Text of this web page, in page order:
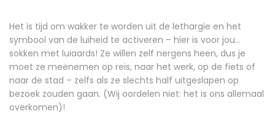
Het is tijd om wakker te worden uit de lethargie en het
symbool van de luiheid te activeren – hier is voor jou…
sokken met luiaards! Ze willen zelf nergens heen, dus je
moet ze meenemen op reis, naar het werk, op de fiets of
naar de stad – zelfs als ze slechts half uitgeslapen op
bezoek zouden gaan. (Wij oordelen niet: het is ons allemaal
overkomen)!